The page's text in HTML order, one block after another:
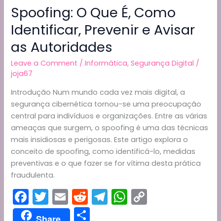
a
Versão
e
a
Paga
Spoofing: O Que É, Como
Identificar, Prevenir e Avisar
as Autoridades
Leave a Comment /Informática,Segurança Digital /
joja67
Introdução Num mundo cada vez mais digital, a
segurança cibernética tornou-se uma preocupação
central para indivíduos e organizações. Entre as várias
ameaças que surgem, o spoofing é uma das técnicas
mais insidiosas e perigosas. Este artigo explora o
conceito de spoofing, como identificá-lo, medidas
preventivas e o que fazer se for vítima desta prática
fraudulenta.
F
a
T
w
E
m
R
e
T
el
W
h